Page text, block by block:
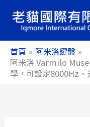
首頁
阿米洛鍵盤
阿米洛 Varmilo
學，可設定8000Hz、